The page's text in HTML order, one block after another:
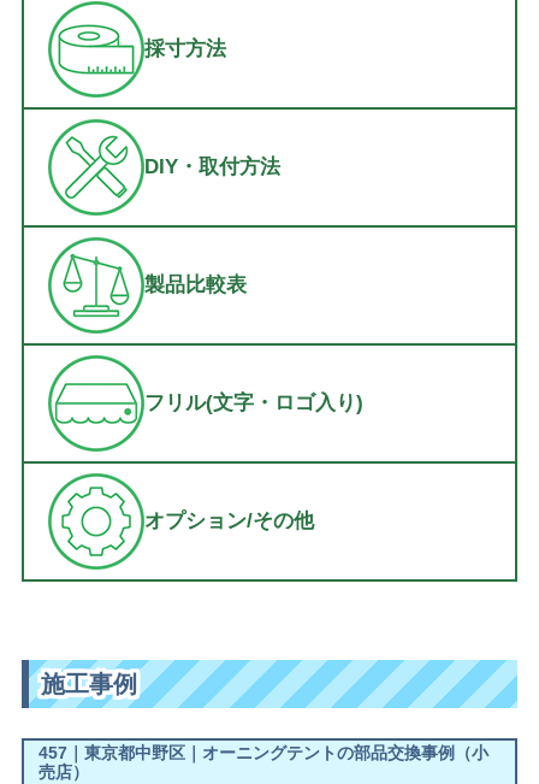
採寸方法
DIY・取付方法
製品比較表
フリル(文字・ロゴ入り)
オプション/その他
施工事例
457｜東京都中野区｜オーニングテントの部品交換事例（小
売店）